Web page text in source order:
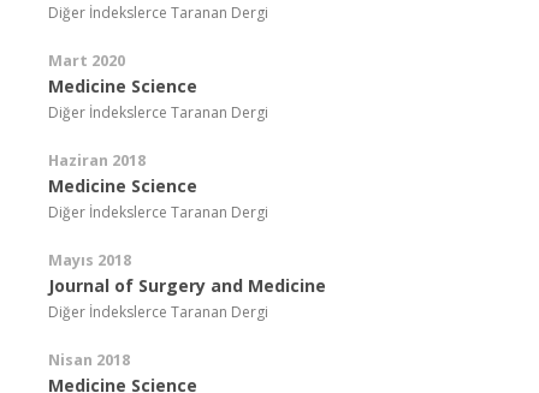
Diğer İndekslerce Taranan Dergi
Mart 2020
Medicine Science
Diğer İndekslerce Taranan Dergi
Haziran 2018
Medicine Science
Diğer İndekslerce Taranan Dergi
Mayıs 2018
Journal of Surgery and Medicine
Diğer İndekslerce Taranan Dergi
Nisan 2018
Medicine Science